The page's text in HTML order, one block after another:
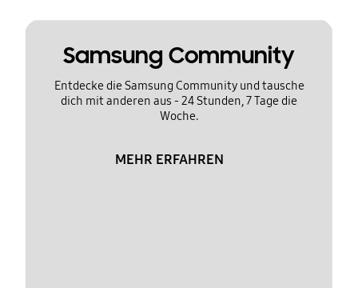
Samsung Community
Entdecke die Samsung Community und tausche
dich mit anderen aus - 24 Stunden, 7 Tage die
Woche.
MEHR ERFAHREN